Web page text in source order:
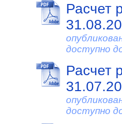
Расчет
доступно
Расчет
доступно